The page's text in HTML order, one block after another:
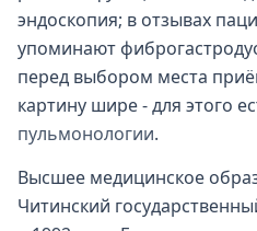
эндоскопия; в отзывах
упоминают
перед выбором места
картину шире - для этого
пульмонологии.
Высшее медицинское
Читинский